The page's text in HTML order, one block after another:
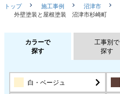
トップ 施工事例
沼津市
外壁塗装と屋根塗装 沼津市杉崎町
カラーで
探す
工事別で
探す
白・ベージュ